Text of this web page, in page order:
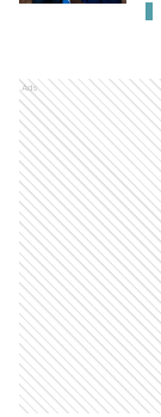
Ads